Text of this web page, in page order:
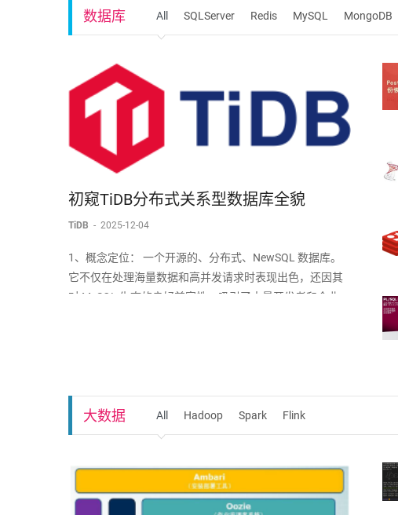
插件都会生成并
数据库 All SQLServer Redis MySQL MongoDB
初窥TiDB分布式关系型数据库全貌
TiDB - 2025-12-04
1、概念定位： 一个开源的、分布式、NewSQL 数据库。
它不仅在处理海量数据和高并发请求时表现出色，还因其
对 MySQL 生态的良好兼容性，吸引了大量开发者和企业。
大数据 All Hadoop Spark Flink